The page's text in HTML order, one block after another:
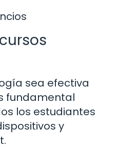
sea efectiva
fundamental
los estudiantes
y